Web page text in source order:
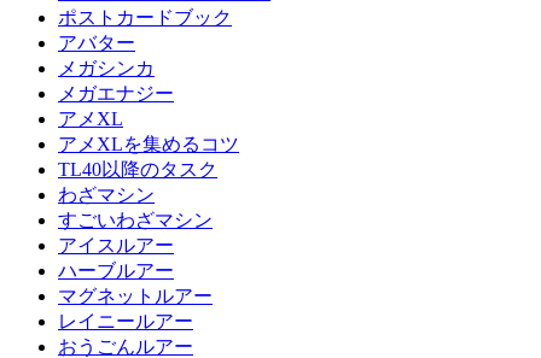
ポストカードブック
アバター
メガシンカ
メガエナジー
アメXL
アメXLを集めるコツ
TL40以降のタスク
わざマシン
すごいわざマシン
アイスルアー
ハーブルアー
マグネットルアー
レイニールアー
おうごんルアー